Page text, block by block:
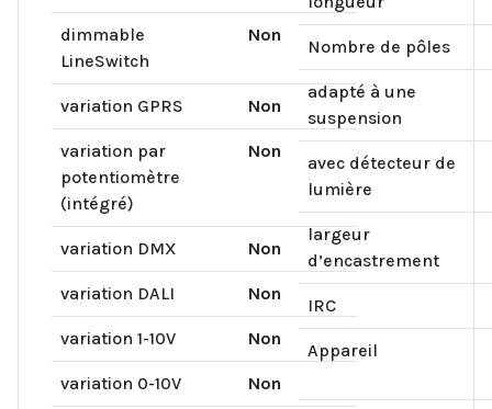
dimmable
LineSwitch
Non
variation GPRS Non
variation par
potentiomètre
(intégré)
Non
variation DMX Non
variation DALI Non
variation 1-10V Non
variation 0-10V Non
Nombre de pôles
adapté à une
suspension
avec détecteur de
lumière
largeur
d’encastrement
IRC
Appareil